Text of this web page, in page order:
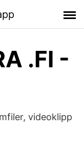
.FI -
videoklipp